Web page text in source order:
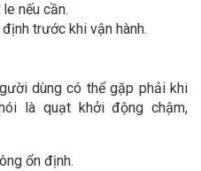
nếu cần.
trước khi vận hành.
dùng có thể gặp phải khi
là quạt khởi động chậm,
ổn định.